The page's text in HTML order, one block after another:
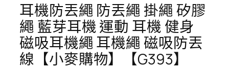
耳機防丟繩 防丟繩 掛繩 矽膠
繩 藍芽耳機 運動 耳機 健身
磁吸耳機繩 耳機繩 磁吸防丟
線【小麥購物】【G393】